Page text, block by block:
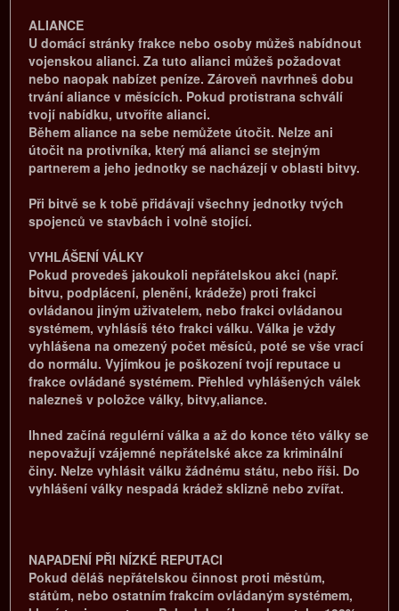
ALIANCE
U domácí stránky frakce nebo osoby můžeš nabídnout
vojenskou alianci. Za tuto alianci můžeš požadovat
nebo naopak nabízet peníze. Zároveň navrhneš dobu
trvání aliance v měsících. Pokud protistrana schválí
tvojí nabídku, utvoříte alianci.
Během aliance na sebe nemůžete útočit. Nelze ani
útočit na protivníka, který má alianci se stejným
partnerem a jeho jednotky se nacházejí v oblasti bitvy.
Při bitvě se k tobě přidávají všechny jednotky tvých
spojenců ve stavbách i volně stojící.
VYHLÁŠENÍ VÁLKY
Pokud provedeš jakoukoli nepřátelskou akci (např.
bitvu, podplácení, plenění, krádeže) proti frakci
ovládanou jiným uživatelem, nebo frakci ovládanou
systémem, vyhlásíš této frakci válku. Válka je vždy
vyhlášena na omezený počet měsíců, poté se vše vrací
do normálu. Vyjímkou je poškození tvojí reputace u
frakce ovládané systémem. Přehled vyhlášených válek
nalezneš v položce války, bitvy,aliance.
Ihned začíná regulérní válka a až do konce této války se
nepovažují vzájemné nepřátelské akce za kriminální
činy. Nelze vyhlásit válku žádnému státu, nebo říši. Do
vyhlášení války nespadá krádež sklizně nebo zvířat.
NAPADENÍ PŘI NÍZKÉ REPUTACI
Pokud děláš nepřátelskou činnost proti městům,
státům, nebo ostatním frakcím ovládaným systémem,